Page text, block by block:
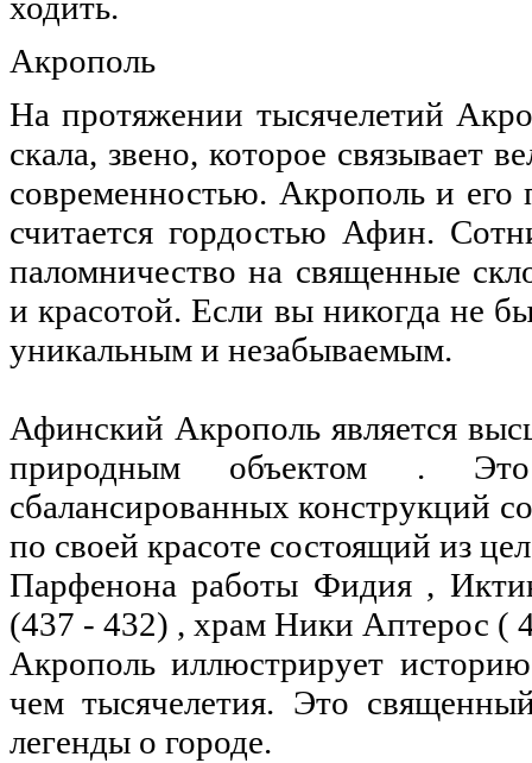
Акрополь
На протяжении тысячелетий
скала, звено, которое связывает
современностью. Акрополь и
считается гордостью Афин.
паломничество на священные
и красотой. Если вы никогда не
уникальным и незабываемым.
Афинский Акрополь является
природным объектом . Это
сбалансированных конструкций
по своей красоте состоящий из
Парфенона работы Фидия ,
(437 - 432) , храм Ники Аптерос (
Акрополь иллюстрирует
чем тысячелетия. Это
легенды о городе.